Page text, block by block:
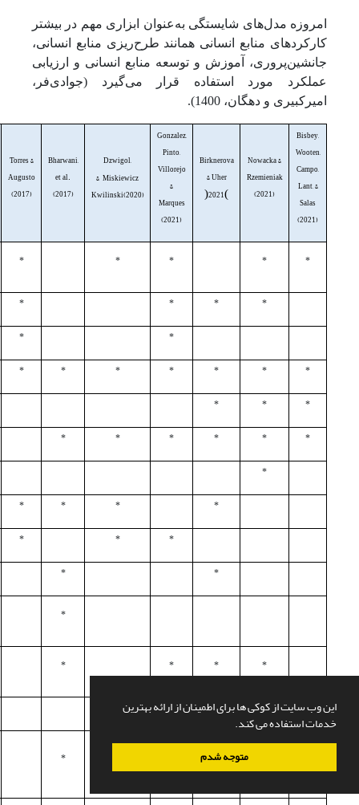
این وب سایت از کوکی ها برای اطمینان از ارائه بهترین
خدمات استفاده می کند.
متوجه شدم
امروزه مدل‌های شایستگی به‌عنوان ابزاری مهم در بیشتر
کارکردهای منابع انسانی همانند طرح‌ریزی منابع انسانی،
جانشین‌پروری، آموزش و توسعه منابع انسانی و ارزیابی
عملکرد مورد استفاده قرار می‌گیرد (جوادی‌فر،
امیرکبیری و دهگان، 1400).
Bisbey,
Wooten,
Campo,
Lant, &
Salas
(2021)
Nowacka &
Rzemieniak
(2021)
Birknerova
& Uher
)
2021
(
Gonzalez,
Pinto,
Villorejo
&
Marques
(2021)
Dzwigol,
Miskiewicz
&
Kwilinski(2020)
Bharwani,
et al.
(2017)
Torres &
Augusto
(2017)
*
*
*
*
*
*
*
*
*
*
*
*
*
*
*
*
*
*
*
*
*
*
*
*
*
*
*
*
*
*
*
*
*
*
*
*
*
*
*
*
*
*
*
*
*
*